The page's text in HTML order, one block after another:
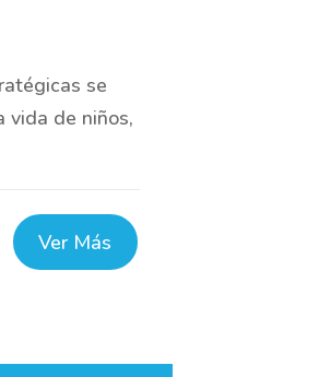
se
vida de niños,
Ver Más